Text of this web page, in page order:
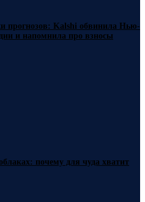
прогнозов: Kalshi обвинила Нью-
и напомнила про взносы
почему для чуда хватит